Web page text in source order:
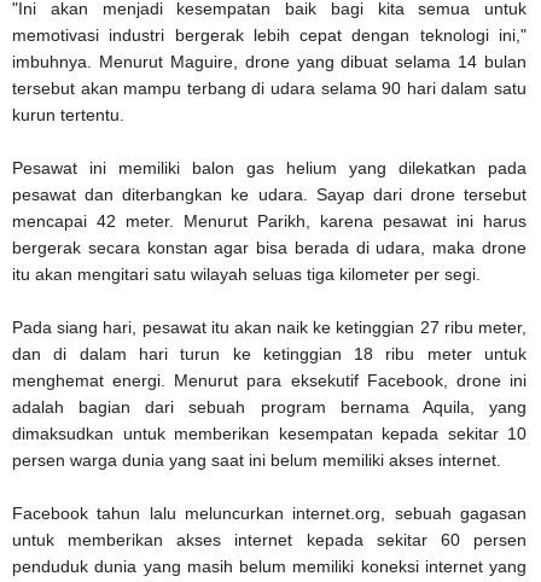
"Ini akan menjadi kesempatan baik bagi kita semua untuk
memotivasi industri bergerak lebih cepat dengan teknologi ini,"
imbuhnya. Menurut Maguire, drone yang dibuat selama 14 bulan
tersebut akan mampu terbang di udara selama 90 hari dalam satu
kurun tertentu.
Pesawat ini memiliki balon gas helium yang dilekatkan pada
pesawat dan diterbangkan ke udara. Sayap dari drone tersebut
mencapai 42 meter. Menurut Parikh, karena pesawat ini harus
bergerak secara konstan agar bisa berada di udara, maka drone
itu akan mengitari satu wilayah seluas tiga kilometer per segi.
Pada siang hari, pesawat itu akan naik ke ketinggian 27 ribu meter,
dan di dalam hari turun ke ketinggian 18 ribu meter untuk
menghemat energi. Menurut para eksekutif Facebook, drone ini
adalah bagian dari sebuah program bernama Aquila, yang
dimaksudkan untuk memberikan kesempatan kepada sekitar 10
persen warga dunia yang saat ini belum memiliki akses internet.
Facebook tahun lalu meluncurkan internet.org, sebuah gagasan
untuk memberikan akses internet kepada sekitar 60 persen
penduduk dunia yang masih belum memiliki koneksi internet yang